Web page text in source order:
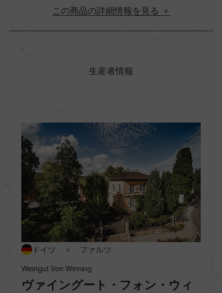
詳細情報
地区名
ベライヒ・ミッテルハート
種類
スティルワイン
生産者情報
ドイツ ＞ ファルツ
Weingut Von Winning
ヴァイングート・フォン・ウィ